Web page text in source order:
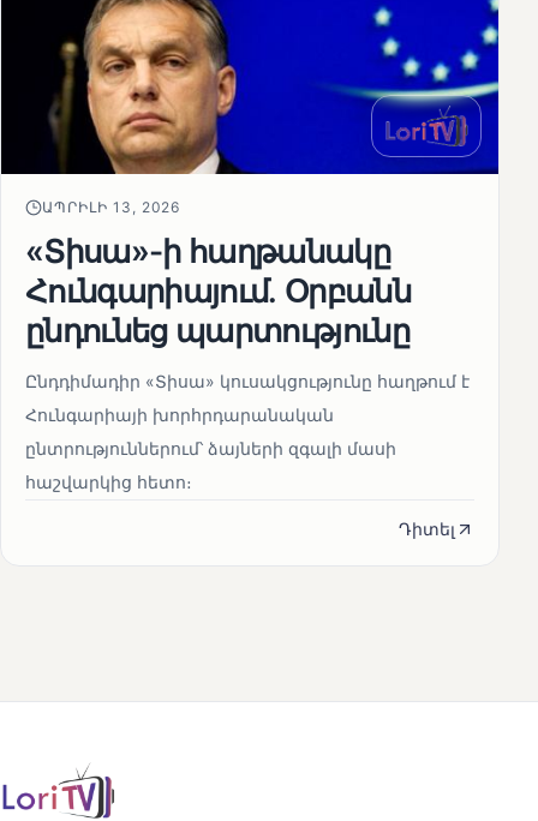
ԱՊՐԻԼԻ 13, 2026
«Տիսա»-ի հաղթանակը
Հունգարիայում․ Օրբանն
ընդունեց պարտությունը
Ընդդիմադիր «Տիսա» կուսակցությունը հաղթում է
Հունգարիայի խորհրդարանական
ընտրություններում՝ ձայների զգալի մասի
հաշվարկից հետո։
Դիտել